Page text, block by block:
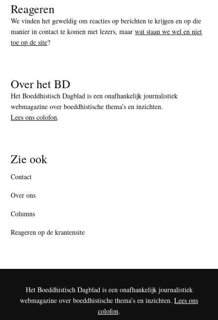
Reageren
We vinden het geweldig om reacties op berichten te krijgen en op die
manier in contact te komen met lezers, maarwat staan we wel en niet
toe op de site?
Over het BD
Het Boeddhistisch Dagblad is een onafhankelijk journalistiek
webmagazine over boeddhistische thema’s en inzichten.
Lees ons colofon.
Zie ook
Contact
Over ons
Columns
Reageren op de krantensite
Het Boeddhistisch Dagblad is een onafhankelijk journalistiek
webmagazine over boeddhistische thema’s en inzichten. Lees ons
colofon.